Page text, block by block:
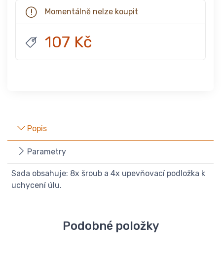
Momentálně nelze koupit
107 Kč
Popis
Parametry
Sada obsahuje: 8x šroub a 4x upevňovací podložka k
uchycení úlu.
Podobné položky